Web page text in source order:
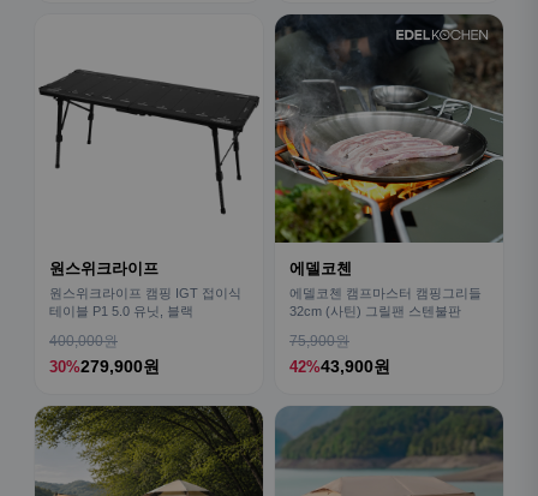
원스위크라이프
원스위크라이프 캠핑 IGT 접이식
테이블 P1 5.0 유닛, 블랙
400,000원
30%279,900원
에델코첸
에델코첸 캠프마스터 캠핑그리들
32cm (사틴) 그릴팬 스텐불판
75,900원
42%43,900원